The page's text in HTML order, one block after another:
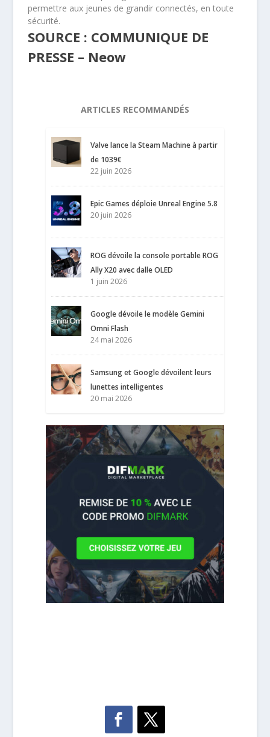
permettre aux jeunes de grandir connectés, en toute
sécurité.
SOURCE : COMMUNIQUE DE
PRESSE – Neow
ARTICLES RECOMMANDÉS
Valve lance la Steam Machine à partir
de 1039€
22 juin 2026
Epic Games déploie Unreal Engine 5.8
20 juin 2026
ROG dévoile la console portable ROG
Ally X20 avec dalle OLED
1 juin 2026
Google dévoile le modèle Gemini
Omni Flash
24 mai 2026
Samsung et Google dévoilent leurs
lunettes intelligentes
20 mai 2026